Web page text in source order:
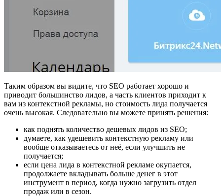
Таким образом вы видите, что SEO работает хорошо и
приводит большинство лидов, а часть клиентов приходит к
вам из контекстной рекламы, но стоимость лида получается
очень высокая. Следовательно вы можете принять решения:
как поднять количество дешевых лидов из SEO;
думаете, как удешевить контекстную рекламу или
вообще отказываетесь от неё, если улучшить не
получается;
если цена лида в контекстной рекламе окупается,
продолжаете вкладывать больше денег в этот
инструмент в период, когда нужно загрузить отдел
продаж или в сезон.